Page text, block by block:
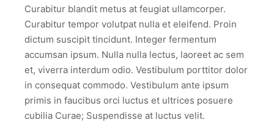
Curabitur blandit metus at feugiat ullamcorper.
Curabitur tempor volutpat nulla et eleifend. Proin
dictum suscipit tincidunt. Integer fermentum
accumsan ipsum. Nulla nulla lectus, laoreet ac sem
et, viverra interdum odio. Vestibulum porttitor dolor
in consequat commodo. Vestibulum ante ipsum
primis in faucibus orci luctus et ultrices posuere
cubilia Curae; Suspendisse at luctus velit.